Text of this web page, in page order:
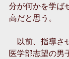
分が何かを学ば
高だと思う。
以前、指導さ
医学部志望の男